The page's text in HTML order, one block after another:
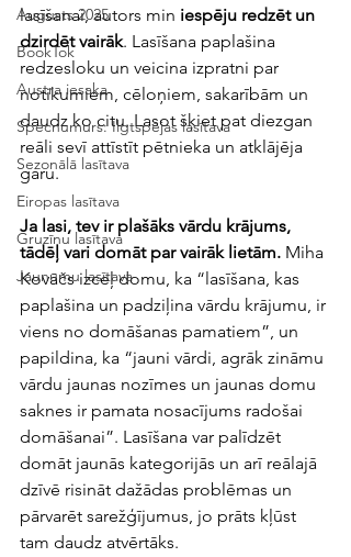
Augusts 2025
BookTok
Austra iesaka
Specnumurs: Ilgtspējas lasītava
Sezonālā lasītava
Eiropas lasītava
Gruzīnu lasītava
Jaunumu lasītava
lasīšanai, autors min iespēju redzēt un
dzirdēt vairāk. Lasīšana paplašina
redzesloku un veicina izpratni par
notikumiem, cēloņiem, sakarībām un
daudz ko citu. Lasot šķiet pat diezgan
reāli sevī attīstīt pētnieka un atklājēja
garu.
Ja lasi, tev ir plašāks vārdu krājums,
tādēļ vari domāt par vairāk lietām. Miha
Kovāčs izceļ domu, ka “lasīšana, kas
paplašina un padziļina vārdu krājumu, ir
viens no domāšanas pamatiem”, un
papildina, ka “jauni vārdi, agrāk zināmu
vārdu jaunas nozīmes un jaunas domu
saknes ir pamata nosacījums radošai
domāšanai”. Lasīšana var palīdzēt
domāt jaunās kategorijās un arī reālajā
dzīvē risināt dažādas problēmas un
pārvarēt sarežģījumus, jo prāts kļūst
tam daudz atvērtāks.